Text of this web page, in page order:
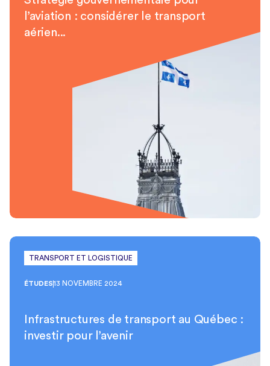
l’aviation : considérer le transport
aérien...
TRANSPORT ET LOGISTIQUE
ÉTUDES13 NOVEMBRE 2024
Infrastructures de transport au Québec :
investir pour l’avenir